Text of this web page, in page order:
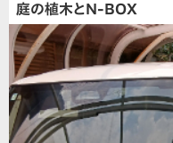
庭の植木とN-BOX